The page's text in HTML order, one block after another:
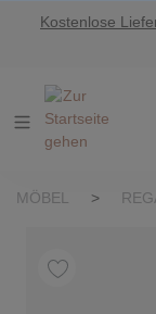
springen
Kostenlose
MÖBEL >